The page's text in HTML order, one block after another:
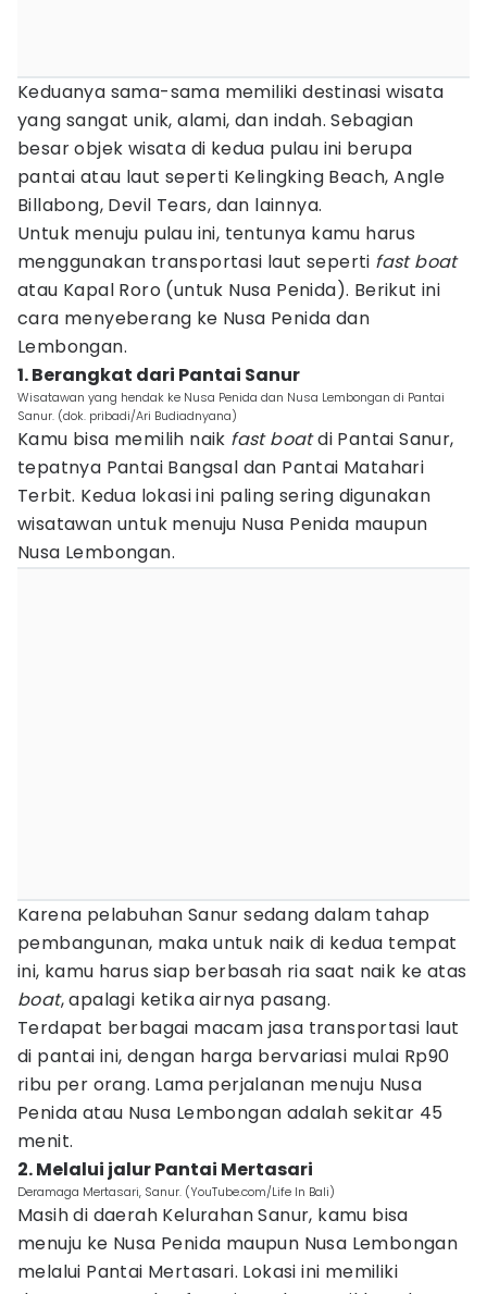
Keduanya sama-sama memiliki destinasi wisata
yang sangat unik, alami, dan indah. Sebagian
besar objek wisata di kedua pulau ini berupa
pantai atau laut seperti Kelingking Beach, Angle
Billabong, Devil Tears, dan lainnya.
Untuk menuju pulau ini, tentunya kamu harus
menggunakan transportasi laut seperti fast boat
atau Kapal Roro (untuk Nusa Penida). Berikut ini
cara menyeberang ke Nusa Penida dan
Lembongan.
1. Berangkat dari Pantai Sanur
Wisatawan yang hendak ke Nusa Penida dan Nusa Lembongan di Pantai
Sanur. (dok. pribadi/Ari Budiadnyana)
Kamu bisa memilih naik fast boatdi Pantai Sanur,
tepatnya Pantai Bangsal dan Pantai Matahari
Terbit. Kedua lokasi ini paling sering digunakan
wisatawan untuk menuju Nusa Penida maupun
Nusa Lembongan.
Karena pelabuhan Sanur sedang dalam tahap
pembangunan, maka untuk naik di kedua tempat
ini, kamu harus siap berbasah ria saat naik ke atas
boat, apalagi ketika airnya pasang.
Terdapat berbagai macam jasa transportasi laut
di pantai ini, dengan harga bervariasi mulai Rp90
ribu per orang. Lama perjalanan menuju Nusa
Penida atau Nusa Lembongan adalah sekitar 45
menit.
2. Melalui jalur Pantai Mertasari
Deramaga Mertasari, Sanur. (YouTube.com/Life In Bali)
Masih di daerah Kelurahan Sanur, kamu bisa
menuju ke Nusa Penida maupun Nusa Lembongan
melalui Pantai Mertasari. Lokasi ini memiliki